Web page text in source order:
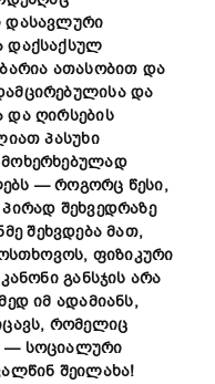
დასავლური
დაქსაქსულ
ათასობით და
და
და ღირსების
პასუხი
— როგორც წესი,
შეხვედრაზე
შეხვდება მათ,
ფიზიკური
განსჯის არა
იმ ადამიანს,
რომელიც
— სოციალური
შეილახა!